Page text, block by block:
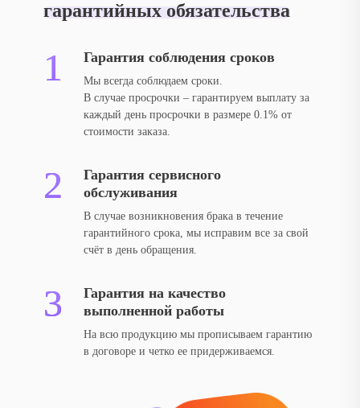
гарантийных обязательства
Гарантия соблюдения сроков
Мы всегда соблюдаем сроки.
В случае просрочки – гарантируем выплату за
каждый день просрочки в размере 0.1% от
стоимости заказа.
Гарантия сервисного
обслуживания
В случае возникновения брака в течение
гарантийного срока, мы исправим все за свой
счёт в день обращения.
Гарантия на качество
выполненной работы
На всю продукцию мы прописываем гарантию
в договоре и четко ее придерживаемся.